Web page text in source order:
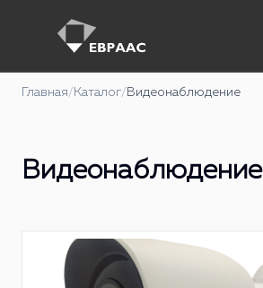
Главная/ Каталог/ Видеонаблюдение
Видеонаблюдение